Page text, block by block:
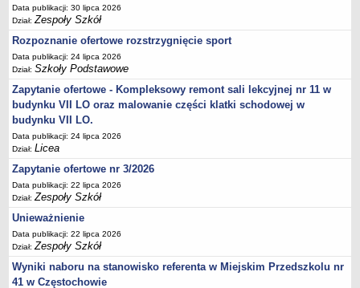
UDOSTĘPNIANIE INFORMACJI PUBLICZNEJ
OCHRONA DANYCH OSOBOWYCH
Data publikacji: 30 lipca 2026
Dział:Zespoły Szkół
Rozpoznanie ofertowe rozstrzygnięcie sport
Data publikacji: 24 lipca 2026
Dział:Szkoły Podstawowe
Zapytanie ofertowe - Kompleksowy remont sali lekcyjnej nr 11 w
budynku VII LO oraz malowanie części klatki schodowej w
budynku VII LO.
Data publikacji: 24 lipca 2026
Dział:Licea
Zapytanie ofertowe nr 3/2026
Data publikacji: 22 lipca 2026
Dział:Zespoły Szkół
Unieważnienie
Data publikacji: 22 lipca 2026
Dział:Zespoły Szkół
Wyniki naboru na stanowisko referenta w Miejskim Przedszkolu nr
41 w Częstochowie